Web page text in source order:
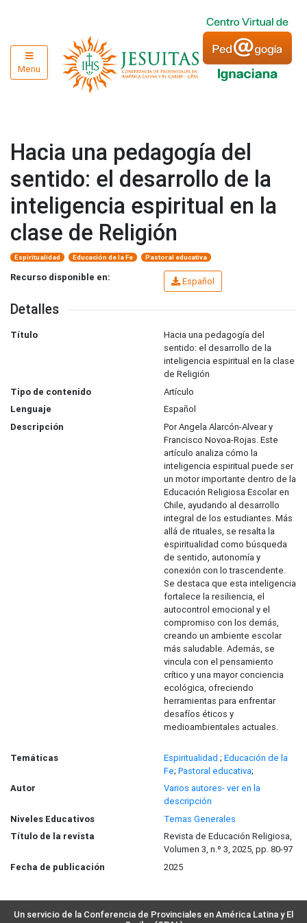
Menu
Hacia una pedagogía del
sentido: el desarrollo de la
inteligencia espiritual en la
clase de Religión
Espiritualidad Educación de la Fe Pastoral educativa
Recurso disponible en: Español
Detalles
Título
Hacia una pedagogía del
sentido: el desarrollo de la
inteligencia espiritual en la clase
de Religión
Tipo de contenido
Artículo
Lenguaje
Español
Descripción
Por Angela Alarcón-Alvear y
Francisco Novoa-Rojas. Este
artículo analiza cómo la
inteligencia espiritual puede ser
un motor importante dentro de la
Educación Religiosa Escolar en
Chile, ayudando al desarrollo
integral de los estudiantes. Más
allá de rituales, se resalta la
espiritualidad como búsqueda
de sentido, autonomía y
conexión con lo trascendente.
Se destaca que esta inteligencia
fortalece la resiliencia, el
autocontrol emocional y el
compromiso con los demás,
creando un ambiente escolar
más saludable. Además, se
vincula con el pensamiento
crítico y una mayor conciencia
ecológica, ofreciendo
herramientas para enfrentar
desafíos éticos y
medioambientales actuales.
Temáticas Espiritualidad ; Educación de la
Fe; Pastoral educativa;
Autor
Varios autores- ver en la
descripción
Niveles Educativos
Temas Generales
Título de la revista
Revista de Educación Religiosa,
Volumen 3, n.º 3, 2025, pp. 80-97
Fecha de publicación
2025
Un servicio de la Conferencia de Provinciales en América Latina y El